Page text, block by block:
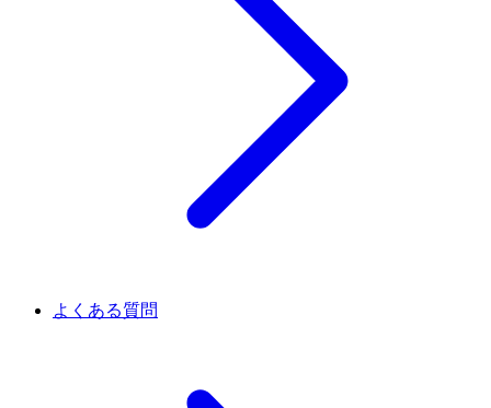
よくある質問